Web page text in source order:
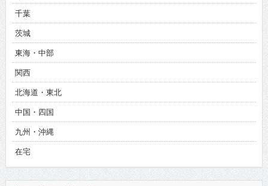
千葉
茨城
東海・中部
関西
北海道・東北
中国・四国
九州・沖縄
在宅